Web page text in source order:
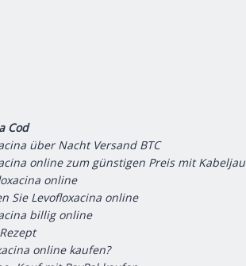
Cod
über Nacht Versand BTC
online zum günstigen Preis mit Kabeljau
online
Sie Levofloxacina online
billig online
online kaufen?